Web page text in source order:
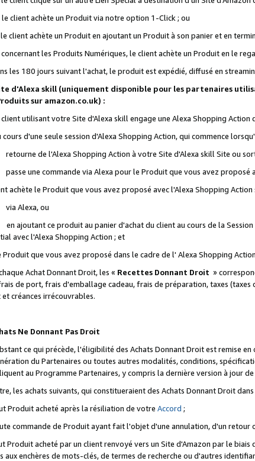
client achète un Produit via notre option 1-Click ; ou
client achète un Produit en ajoutant un Produit à son panier et en
les Produits Numériques, le client achète un Produit en le
les 180 jours suivant l'achat, le produit est expédié, diffusé en
d'Alexa skill (uniquement disponible pour les partenaires
sur amazon.co.uk) :
utilisant votre Site d'Alexa skill engage une Alexa Shopping Action
d'une seule session d'Alexa Shopping Action, qui commence
retourne de l'Alexa Shopping Action à votre Site d'Alexa skill Site ou
passe une commande via Alexa pour le Produit que vous avez proposé
achète le Produit que vous avez proposé avec l'Alexa Shopping Action
via Alexa, ou
en ajoutant ce produit au panier d'achat du client au cours de la
avec l'Alexa Shopping Action ; et
que vous avez proposé dans le cadre de l' Alexa Shopping
Achat Donnant Droit, les « Recettes Donnant Droit »
de port, frais d'emballage cadeau, frais de préparation, taxes
créances irrécouvrables.
Ne Donnant Pas Droit
ce qui précède, l'éligibilité des Achats Donnant Droit est remise
du Partenaires ou toutes autres modalités, conditions,
au Programme Partenaires, y compris la dernière version à jour
les achats suivants, qui constitueraient des Achats Donnant Droit
Produit acheté après la résiliation de votre Accord ;
commande de Produit ayant fait l'objet d'une annulation, d'un retour
Produit acheté par un client renvoyé vers un Site d'Amazon par le
aux enchères de mots-clés, de termes de recherche ou d'autres